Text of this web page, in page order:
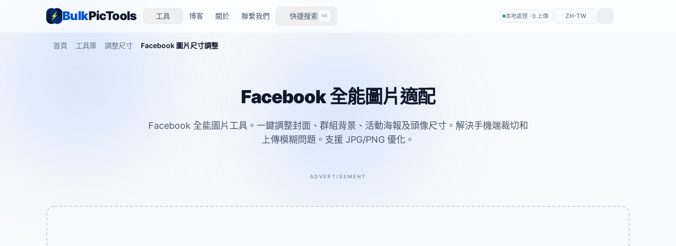
BulkPicTools 工具 博客 關於 聯繫我們 快捷搜索 ⌘K 本地處理 · 0 上傳 ZH-TW
首頁 工具庫 調整尺寸 Facebook 圖片尺寸調整
Facebook 全能圖片適配
Facebook 全能圖片工具。一鍵調整封面、群組背景、活動海報及頭像尺寸。解決手機端裁切和
上傳模糊問題。支援 JPG/PNG 優化。
ADVERTISEMENT